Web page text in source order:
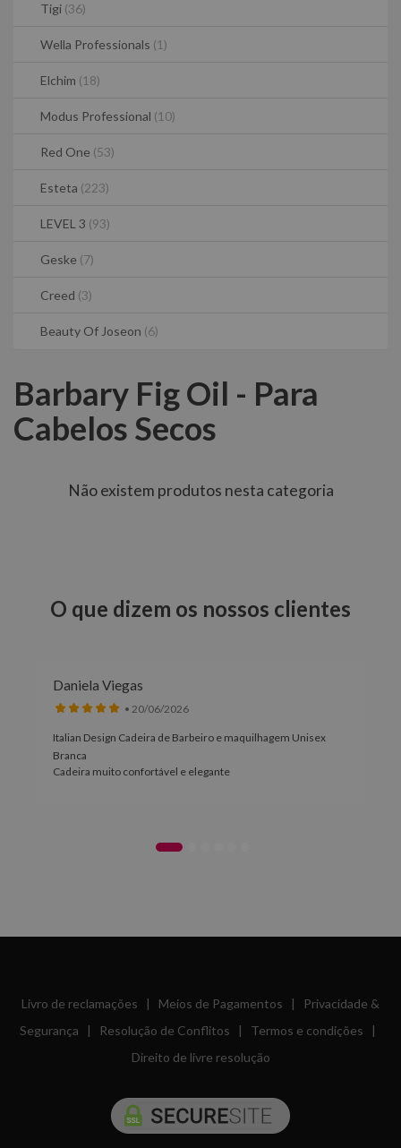
Tigi (36)
Wella Professionals (1)
Elchim (18)
Modus Professional (10)
Red One (53)
Esteta (223)
LEVEL 3 (93)
Geske (7)
Creed (3)
Beauty Of Joseon (6)
Barbary Fig Oil - Para
Cabelos Secos
Não existem produtos nesta categoria
O que dizem os nossos clientes
Daniela Viegas
• 20/06/2026
Italian Design Cadeira de Barbeiro e maquilhagem Unisex
Branca
Cadeira muito confortável e elegante
Livro de reclamações | Meios de Pagamentos |
Privacidade &
Segurança | Resolução de Conflitos | Termos e condições |
Direito de livre resolução